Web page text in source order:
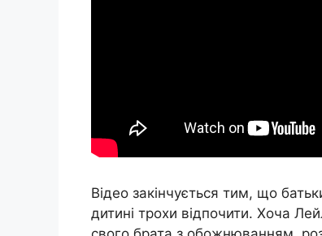
Відео закінчується тим, що
дитині трохи відпочити. Хоча